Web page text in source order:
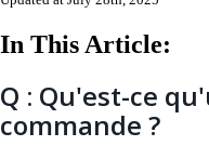
In This Article:
Q : Qu'est-ce
commande ?